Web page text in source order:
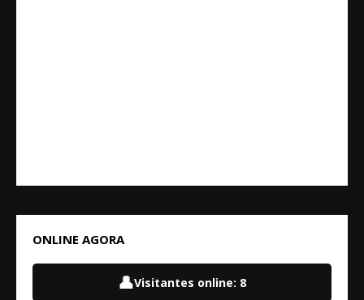
ONLINE AGORA
👤Visitantes online: 8